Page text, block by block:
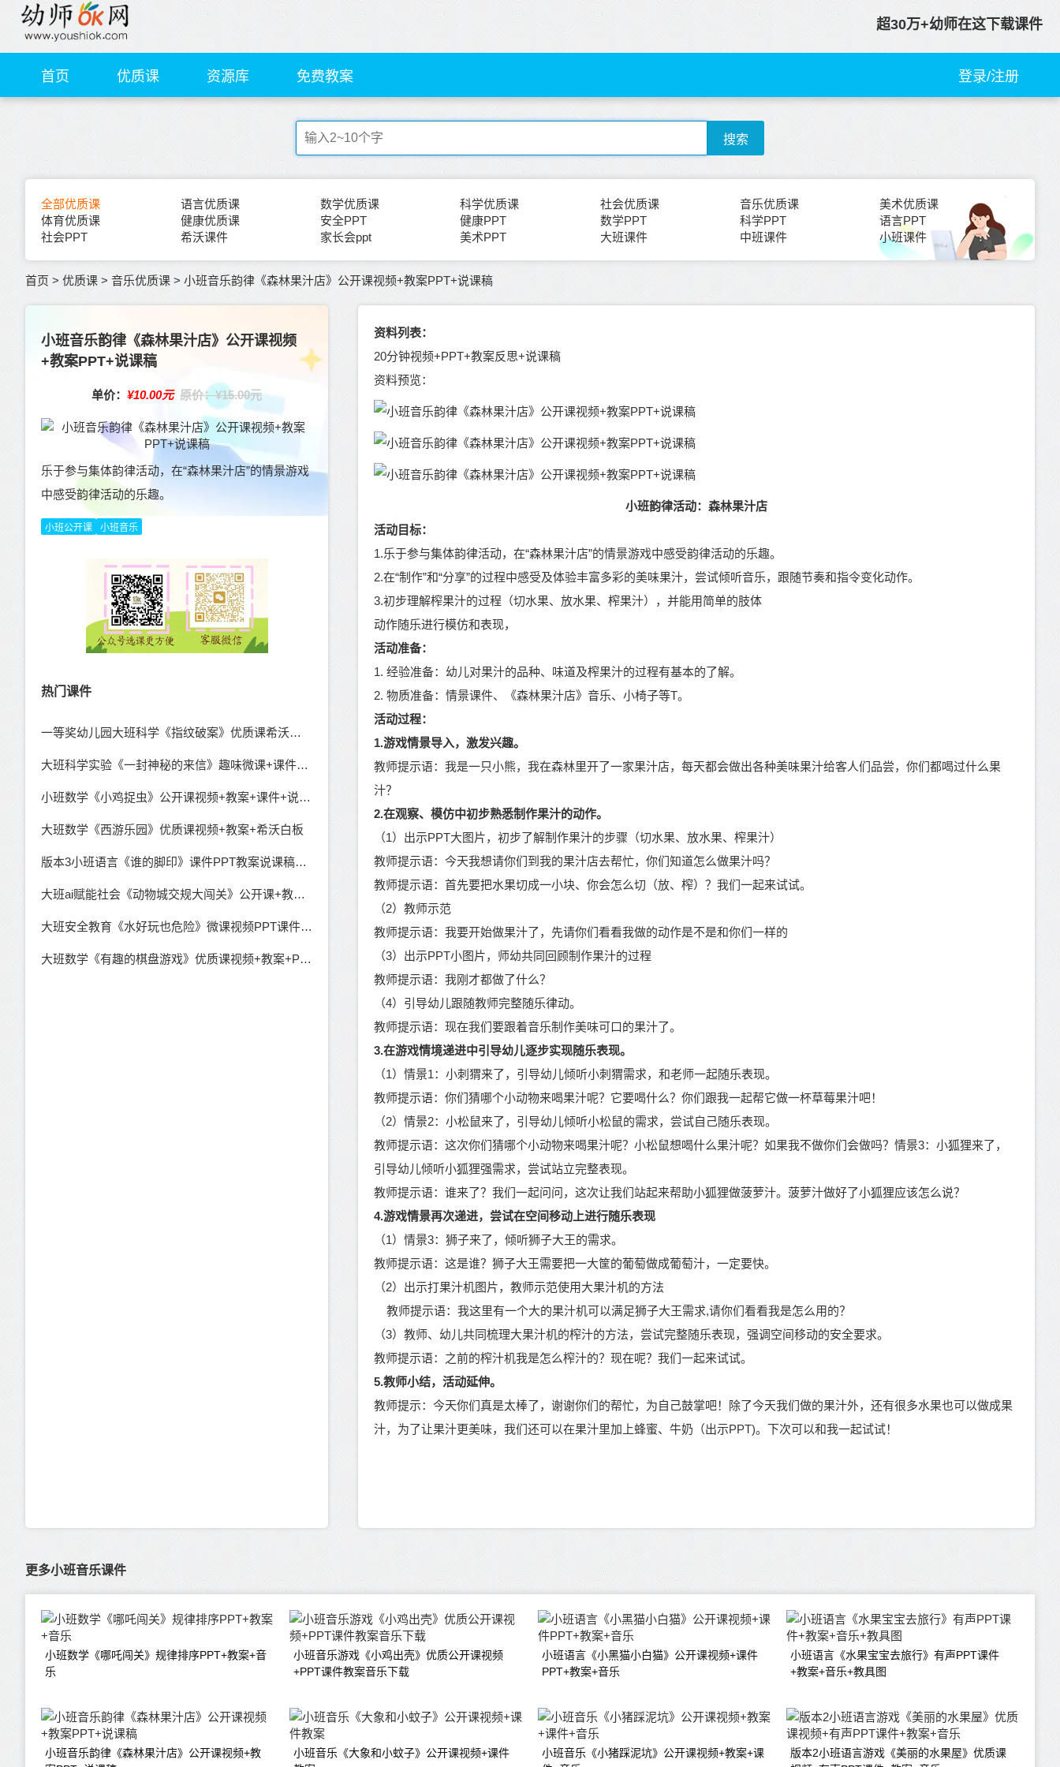
超30万+幼师在这下载课件
首页 优质课 资源库 免费教案 登录/注册
搜索
全部优质课 语言优质课 数学优质课 科学优质课 社会优质课 音乐优质课
美术优质课
体育优质课
健康优质课 安全PPT 健康PPT 数学PPT 科学PPT
语言PPT
社会PPT
希沃课件 家长会ppt 美术PPT 大班课件 中班课件 小班课件
首页 >优质课 > 音乐优质课> 小班音乐韵律《森林果汁店》公开课视频+教案PPT+说课稿
小班音乐韵律《森林果汁店》公开课视频
+教案PPT+说课稿
单价： ¥10.00元 原价：¥15.00元
乐于参与集体韵律活动，在“森林果汁店”的情景游戏
中感受韵律活动的乐趣。
小班公开课 小班音乐
热门课件
一等奖幼儿园大班科学《指纹破案》优质课希沃白板课件+教案音乐+送PPT课件（推理）
大班科学实验《一封神秘的来信》趣味微课+课件PPT教案
小班数学《小鸡捉虫》公开课视频+教案+课件+说课稿
大班数学《西游乐园》优质课视频+教案+希沃白板
版本3小班语言《谁的脚印》课件PPT教案说课稿音频
大班ai赋能社会《动物城交规大闯关》公开课+教案+课件+说课稿
大班安全教育《水好玩也危险》微课视频PPT课件+希沃白板课件+教案（无公开课）
大班数学《有趣的棋盘游戏》优质课视频+教案+PPT课件+希沃课件+记录表
资料列表：
20分钟视频+PPT+教案反思+说课稿
资料预览：
小班韵律活动：森林果汁店
活动目标：
1.乐于参与集体韵律活动，在“森林果汁店”的情景游戏中感受韵律活动的乐趣。
2.在“制作”和“分享”的过程中感受及体验丰富多彩的美味果汁，尝试倾听音乐，跟随节奏和指令变化动作。
3.初步理解榨果汁的过程（切水果、放水果、榨果汁），并能用简单的肢体
动作随乐进行模仿和表现，
活动准备：
1.经验准备： 幼儿对果汁的品种、味道及榨果汁的过程有基本的了解。
2.物质准备：情景课件、《森林果汁店》音乐、小椅子等T。
活动过程：
1.游戏情景导入，激发兴趣。
教师提示语：我是一只小熊，我在森林里开了一家果汁店，每天都会做出各种美味果汁给客人们品尝，你们都喝过什么果
汁？
2.在观察、模仿中初步熟悉制作果汁的动作。
（1）出示PPT大图片，初步了解制作果汁的步骤（切水果、放水果、榨果汁）
教师提示语：今天我想请你们到我的果汁店去帮忙，你们知道怎么做果汁吗？
教师提示语：首先要把水果切成一小块、你会怎么切（放、榨）？我们一起来试试。
（2）教师示范
教师提示语：我要开始做果汁了， 先请你们看看我做的动作是不是和你们一样的
（3）出示PPT小图片，师幼共同回顾制作果汁的过程
教师提示语：我刚才都做了什么？
（4）引导幼儿跟随教师完整随乐律动。
教师提示语：现在我们要跟着音乐制作美味可口的果汁了。
3.在游戏情境递进中引导幼儿逐步实现随乐表现。
（1）情景1：小刺猬来了，引导幼儿倾听小刺猬需求，和老师一起随乐表现。
教师提示语：你们猜哪个小动物来喝果汁呢？它要喝什么？你们跟我一起帮它做一杯草莓果汁吧！
（2）情景2：小松鼠来了，引导幼儿倾听小松鼠的需求，尝试自己随乐表现。
教师提示语：这次你们猜哪个小动物来喝果汁呢？小松鼠想喝什么果汁呢？如果我不做你们会做吗？情景3：小狐狸来了，
引导幼儿倾听小狐狸强需求，尝试站立完整表现。
教师提示语：谁来了？我们一起问问，这次让我们站起来帮助小狐狸做菠萝汁。菠萝汁做好了小狐狸应该怎么说？
4.游戏情景再次递进，尝试在空间移动上进行随乐表现
（1）情景3：狮子来了，倾听狮子大王的需求。
教师提示语：这是谁？狮子大王需要把一大筐的葡萄做成葡萄汁，一定要快。
（2）出示打果汁机图片，教师示范使用大果汁机的方法
教师提示语：我这里有一个大的果汁机可以满足狮子大王需求,请你们看看我是怎么用的？
（3）教师、幼儿共同梳理大果汁机的榨汁的方法，尝试完整随乐表现，强调空间移动的安全要求。
教师提示语：之前的榨汁机我是怎么榨汁的？现在呢？我们一起来试试。
5.教师小结，活动延伸。
教师提示：今天你们真是太棒了，谢谢你们的帮忙，为自己鼓掌吧！ 除了今天我们做的果汁外，还有很多水果也可以做成果
汁，为了让果汁更美味，我们还可以在果汁里加上蜂蜜、牛奶（出示PPT)。下次可以和我一起试试！
更多小班音乐课件
小班数学《哪吒闯关》规律排序PPT+教案+音
乐
小班音乐游戏《小鸡出壳》优质公开课视频
+PPT课件教案音乐下载
小班语言《小黑猫小白猫》公开课视频+课件
PPT+教案+音乐
小班语言《水果宝宝去旅行》有声PPT课件
+教案+音乐+教具图
小班音乐韵律《森林果汁店》公开课视频+教
小班音乐《大象和小蚊子》公开课视频+课件
小班音乐《小猪踩泥坑》公开课视频+教案+课
版本2小班语言游戏《美丽的水果屋》优质课